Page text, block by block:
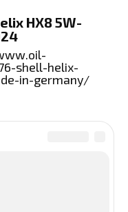
HX8 5W-
shell-helix-
in-germany/